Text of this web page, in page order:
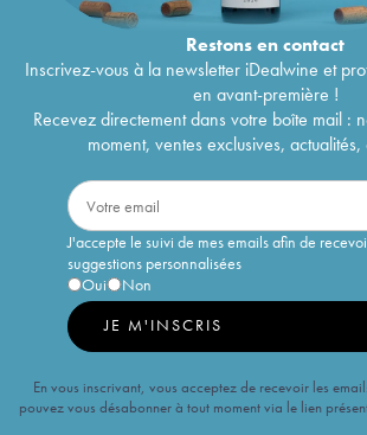
Restons encontact
Inscrivez-vous à la newsletter iDealwine et
en avant-première !
Recevez directement dans votre boîte mail :
moment, ventes exclusives,
J'accepte le suivi de mes emails afin de
suggestions personnalisées
Oui
Non
JE M'INSCRIS
En vous inscrivant, vous acceptez de recevoir les
pouvez vous désabonner à tout moment via le lien